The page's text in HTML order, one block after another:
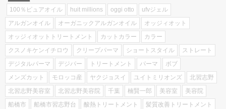
100％ピュアオイル
huit millions oggi otto
ufvジェル
アルガンオイル
オーガニックアルガンオイル
オッジィオット
オッジィオットトリートメント
カットカラー
カラー
クスノキケンイチロウ
クリープパーマ ショートスタイル
ストレート
デジタルパーマ
デジパー トリートメント パーマ
ボブ
メンズカット
モロッコ産 ヤクジョスイ ユイトミリオンズ
北習志野
北習志野美容室
北習志野美容院 千葉 楠賢一郎 美容室
美容院
船橋市
船橋市習志野台 酸熱トリートメント
髪質改善トリートメント